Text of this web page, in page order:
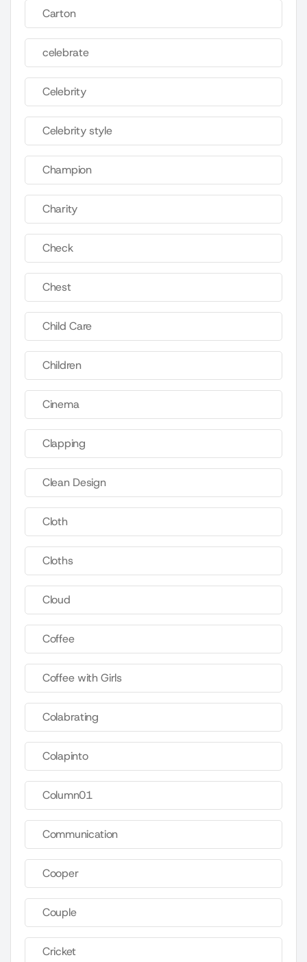
Carton
celebrate
Celebrity
Celebrity style
Champion
Charity
Check
Chest
Child Care
Children
Cinema
Clapping
Clean Design
Cloth
Cloths
Cloud
Coffee
Coffee with Girls
Colabrating
Colapinto
Column01
Communication
Cooper
Couple
Cricket